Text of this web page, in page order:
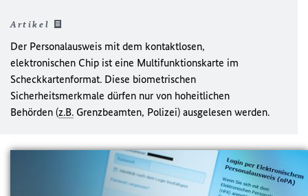
Artikel
Der Personalausweis mit dem kontaktlosen,
elektronischen Chip ist eine Multifunktionskarte im
Scheckkartenformat. Diese biometrischen
Sicherheitsmerkmale dürfen nur von hoheitlichen
Behörden (z.B. Grenzbeamten, Polizei) ausgelesen werden.